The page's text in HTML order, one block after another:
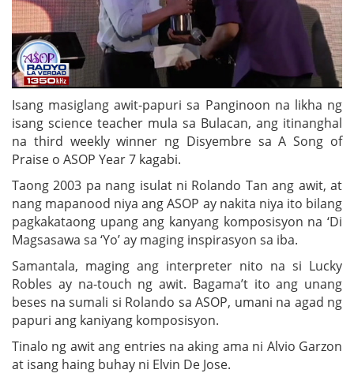
Isang masiglang awit-papuri sa Panginoon na likha ng
isang science teacher mula sa Bulacan, ang itinanghal
na third weekly winner ng Disyembre sa A Song of
Praise o ASOP Year 7 kagabi.
Taong 2003 pa nang isulat ni Rolando Tan ang awit, at
nang mapanood niya ang ASOP ay nakita niya ito bilang
pagkakataong upang ang kanyang komposisyon na ‘Di
Magsasawa sa ‘Yo’ ay maging inspirasyon sa iba.
Samantala, maging ang interpreter nito na si Lucky
Robles ay na-touch ng awit. Bagama’t ito ang unang
beses na sumali si Rolando sa ASOP, umani na agad ng
papuri ang kaniyang komposisyon.
Tinalo ng awit ang entries na aking ama ni Alvio Garzon
at isang haing buhay ni Elvin De Jose.